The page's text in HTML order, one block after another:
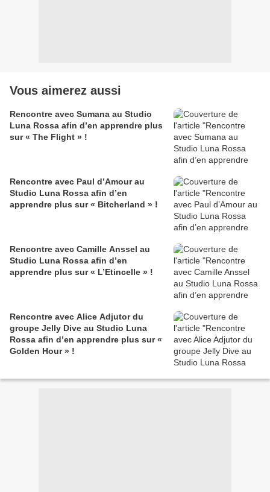
Vous aimerez aussi
Rencontre avec Sumana au Studio
Luna Rossa afin d’en apprendre plus
sur « The Flight » !
Rencontre avec Paul d’Amour au
Studio Luna Rossa afin d’en
apprendre plus sur « Bitcherland » !
Rencontre avec Camille Anssel au
Studio Luna Rossa afin d’en
apprendre plus sur « L’Etincelle » !
Rencontre avec Alice Adjutor du
groupe Jelly Dive au Studio Luna
Rossa afin d’en apprendre plus sur «
Golden Hour » !